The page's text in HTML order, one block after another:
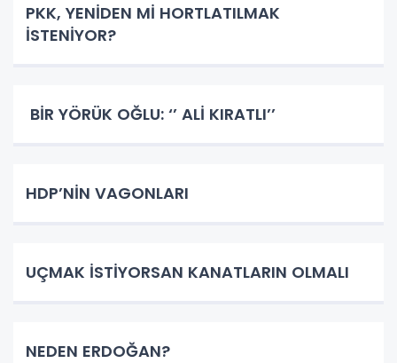
PKK, YENİDEN Mİ HORTLATILMAK
İSTENİYOR?
BİR YÖRÜK OĞLU: ‘’ ALİ KIRATLI’’
HDP’NİN VAGONLARI
UÇMAK İSTİYORSAN KANATLARIN OLMALI
NEDEN ERDOĞAN?